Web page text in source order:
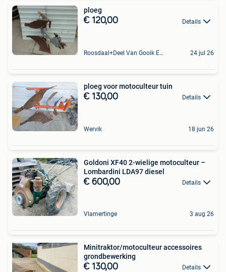
ploeg
€ 120,00 Details
Roosdaal+Deel Van Gooik En Sint-Kwintens-Lennik 24 jul 26
ploeg voor motoculteur tuin
€ 130,00 Details
Wervik 18 jun 26
Goldoni XF40 2-wielige motoculteur –
Lombardini LDA97 diesel
€ 600,00 Details
Vlamertinge 3 aug 26
Minitraktor/motoculteur accessoires
grondbewerking
€ 130,00 Details